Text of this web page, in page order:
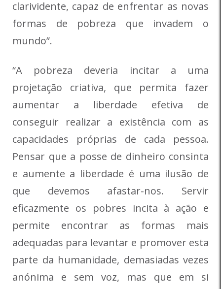
clarividente, capaz de enfrentar as novas
formas de pobreza que invadem o
mundo”.
“A pobreza deveria incitar a uma
projetação criativa, que permita fazer
aumentar a liberdade efetiva de
conseguir realizar a existência com as
capacidades próprias de cada pessoa.
Pensar que a posse de dinheiro consinta
e aumente a liberdade é uma ilusão de
que devemos afastar-nos. Servir
eficazmente os pobres incita à ação e
permite encontrar as formas mais
adequadas para levantar e promover esta
parte da humanidade, demasiadas vezes
anónima e sem voz, mas que em si